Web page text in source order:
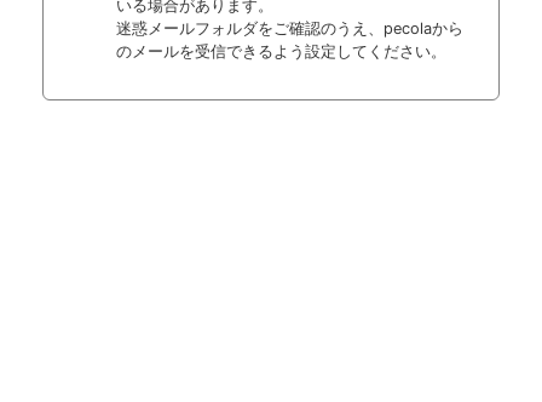
いる場合があります。
迷惑メールフォルダをご確認のうえ、pecolaから
のメールを受信できるよう設定してください。